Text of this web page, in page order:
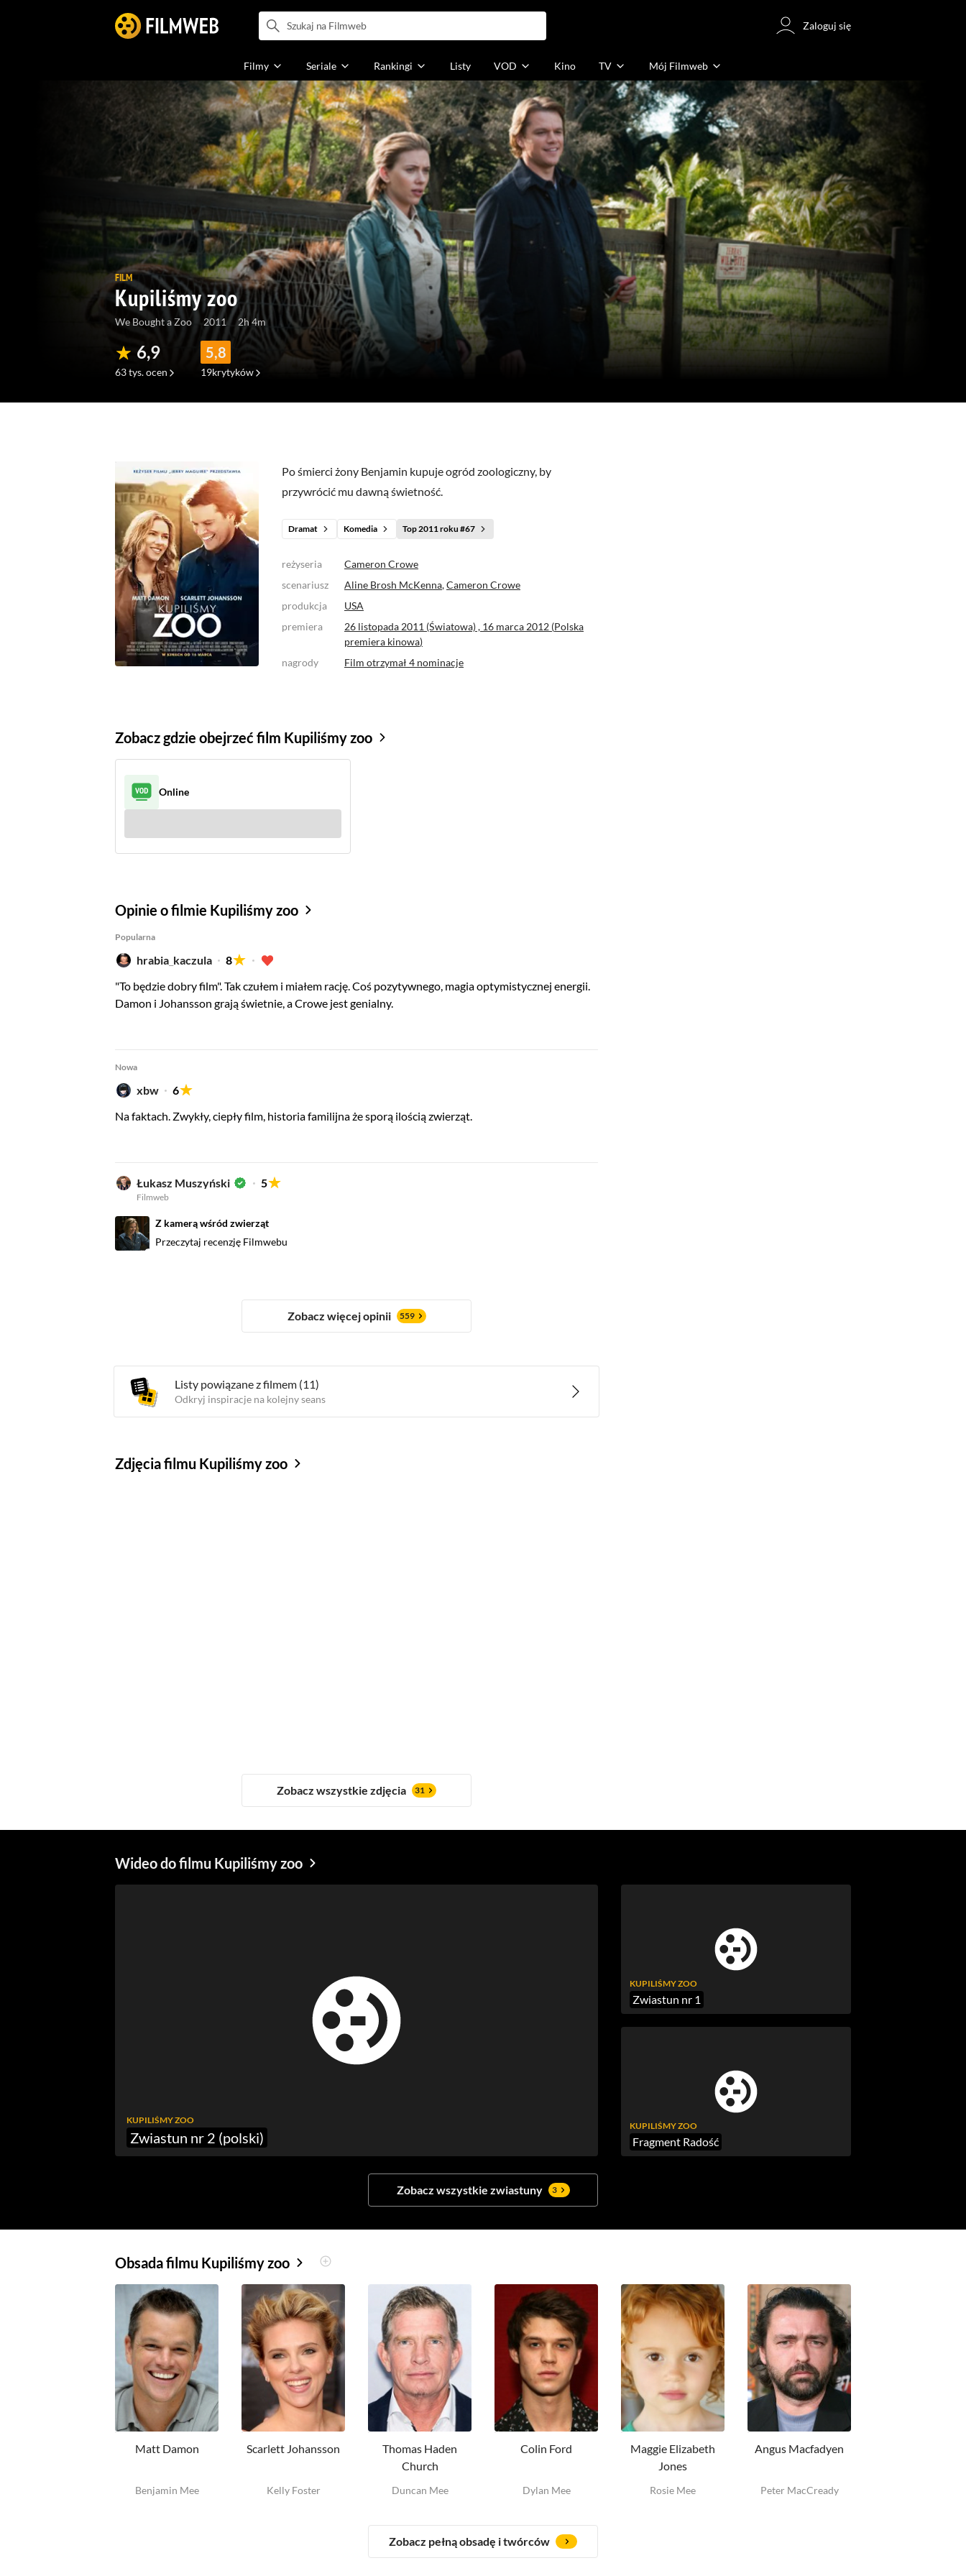
Zaloguj się
Filmy Seriale Rankingi Listy Mój Filmweb
VOD Kino TV
FILM
Kupiliśmy zoo
We Bought a Zoo 2011 2h 4m
6,9
63 tys.ocen
5,8
19krytyków
Po śmierci żony Benjamin kupuje ogród zoologiczny, by
przywrócić mu dawną świetność.
Dramat Komedia Top 2011 roku #67
reżyseria
Cameron Crowe
scenariusz
Aline Brosh McKenna,Cameron Crowe
produkcja
USA
premiera
26 listopada 2011 (Światowa) , 16 marca 2012 (Polska
premiera kinowa)
nagrody
Film otrzymał 4 nominacje
Zobacz gdzie obejrzeć film Kupiliśmy zoo
Online
Opinie o filmie Kupiliśmy zoo
Popularna
hrabia_kaczula
8
"To będzie dobry film". Tak czułem i miałem rację. Coś pozytywnego, magia optymistycznej energii.
Damon i Johansson grają świetnie, a Crowe jest genialny.
Nowa
xbw
6
Na faktach. Zwykły, ciepły film, historia familijna że sporą ilością zwierząt.
Łukasz Muszyński 5
Filmweb
Z kamerą wśród zwierząt
Przeczytaj recenzję Filmwebu
Zobacz więcej opinii 559
Listy powiązane z filmem (11)
Odkryj inspiracje na kolejny seans
Zdjęcia filmu Kupiliśmy zoo
Zobacz wszystkie zdjęcia 31
Wideo do filmu Kupiliśmy zoo
KUPILIŚMY ZOO
Zwiastun nr 2 (polski)
KUPILIŚMY ZOO
Zwiastun nr 1
KUPILIŚMY ZOO
Fragment Radość
Zobacz wszystkie zwiastuny 3
Obsada filmu Kupiliśmy zoo
Matt Damon
Benjamin Mee
Scarlett Johansson
Kelly Foster
Thomas Haden
Church
Duncan Mee
Colin Ford
Dylan Mee
Maggie Elizabeth
Jones
Rosie Mee
Angus Macfadyen
Peter MacCready
Zobacz pełną obsadę i twórców